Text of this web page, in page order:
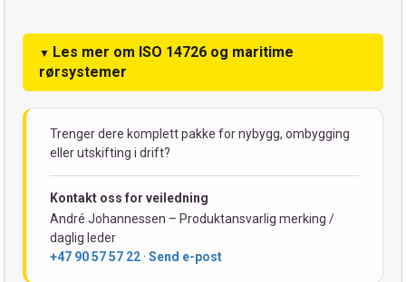
Les mer om ISO 14726 og maritime
rørsystemer
Trenger dere komplett pakke for nybygg, ombygging
eller utskifting i drift?
Kontakt oss for veiledning
André Johannessen – Produktansvarlig merking /
daglig leder
+47 90 57 57 22 ·Send e-post